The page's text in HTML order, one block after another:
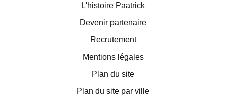
L'histoire Paatrick
Devenir partenaire
Recrutement
Mentions légales
Plan du site
Plan du site par ville